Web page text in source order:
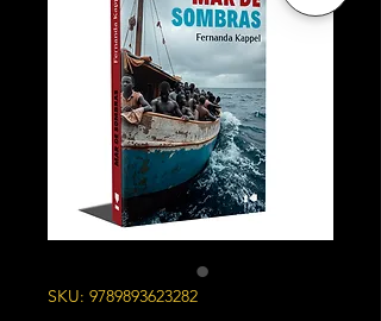
SKU: 9789893623282